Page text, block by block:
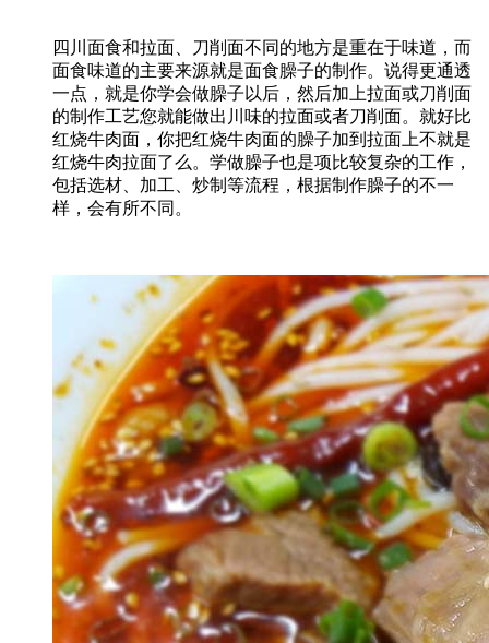
四川面食和拉面、刀削面不同的地方是重在于味道，而
面食味道的主要来源就是面食臊子的制作。说得更通透
一点，就是你学会做臊子以后，然后加上拉面或刀削面
的制作工艺您就能做出川味的拉面或者刀削面。就好比
红烧牛肉面，你把红烧牛肉面的臊子加到拉面上不就是
红烧牛肉拉面了么。学做臊子也是项比较复杂的工作，
包括选材、加工、炒制等流程，根据制作臊子的不一
样，会有所不同。